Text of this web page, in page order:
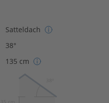
Satteldach
38°
135 cm